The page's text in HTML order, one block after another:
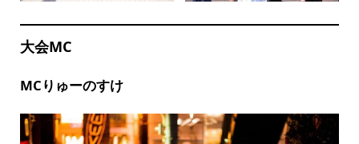
大会MC
MCりゅーのすけ